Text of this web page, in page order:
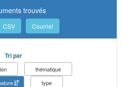
trouvés
CSV Courriel
Tri par
thématique
type